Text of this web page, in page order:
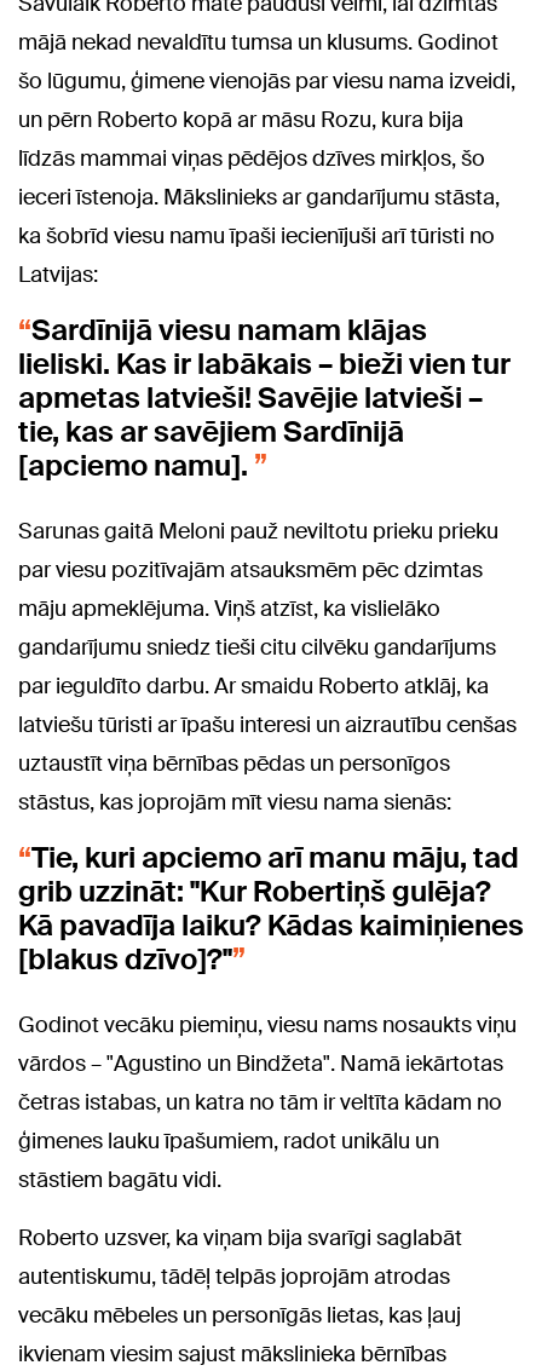
mājā nekad nevaldītu tumsa un klusums. Godinot
šo lūgumu, ģimene vienojās par viesu nama izveidi,
un pērn Roberto kopā ar māsu Rozu, kura bija
līdzās mammai viņas pēdējos dzīves mirkļos, šo
ieceri īstenoja. Mākslinieks ar gandarījumu stāsta,
ka šobrīd viesu namu īpaši iecienījuši arī tūristi no
Latvijas:
Sardīnijā viesu namam klājas
lieliski. Kas ir labākais – bieži vien tur
apmetas latvieši! Savējie latvieši –
tie, kas ar savējiem Sardīnijā
[apciemo namu].
Sarunas gaitā Meloni pauž neviltotu prieku prieku
par viesu pozitīvajām atsauksmēm pēc dzimtas
māju apmeklējuma. Viņš atzīst, ka vislielāko
gandarījumu sniedz tieši citu cilvēku gandarījums
par ieguldīto darbu. Ar smaidu Roberto atklāj, ka
latviešu tūristi ar īpašu interesi un aizrautību cenšas
uztaustīt viņa bērnības pēdas un personīgos
stāstus, kas joprojām mīt viesu nama sienās:
Tie, kuri apciemo arī manu māju, tad
grib uzzināt: "Kur Robertiņš gulēja?
Kā pavadīja laiku? Kādas kaimiņienes
[blakus dzīvo]?"
Godinot vecāku piemiņu, viesu nams nosaukts viņu
vārdos –"Agustino un Bindžeta". Namā iekārtotas
četras istabas, un katra no tām ir veltīta kādam no
ģimenes lauku īpašumiem, radot unikālu un
stāstiem bagātu vidi.
Roberto uzsver, ka viņam bija svarīgi saglabāt
autentiskumu, tādēļ telpās joprojām atrodas
vecāku mēbeles un personīgās lietas, kas ļauj
ikvienam viesim sajust mākslinieka bērnības